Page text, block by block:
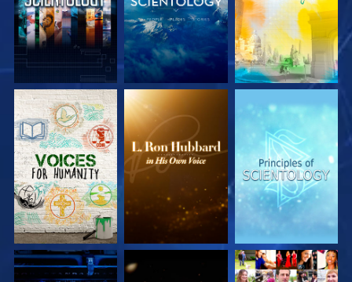
DÉCOUVRIR LES
SÉRIES
DÉCOUVRIR LES
SÉRIES
DÉCOUVRIR LES
SÉRIES